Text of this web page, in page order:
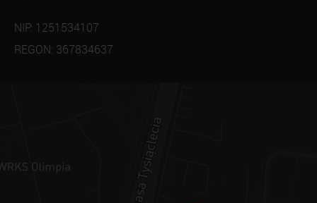
NIP: 1251534107
REGON: 367834637